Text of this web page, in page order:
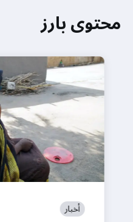
محتوى بارز
أخبار